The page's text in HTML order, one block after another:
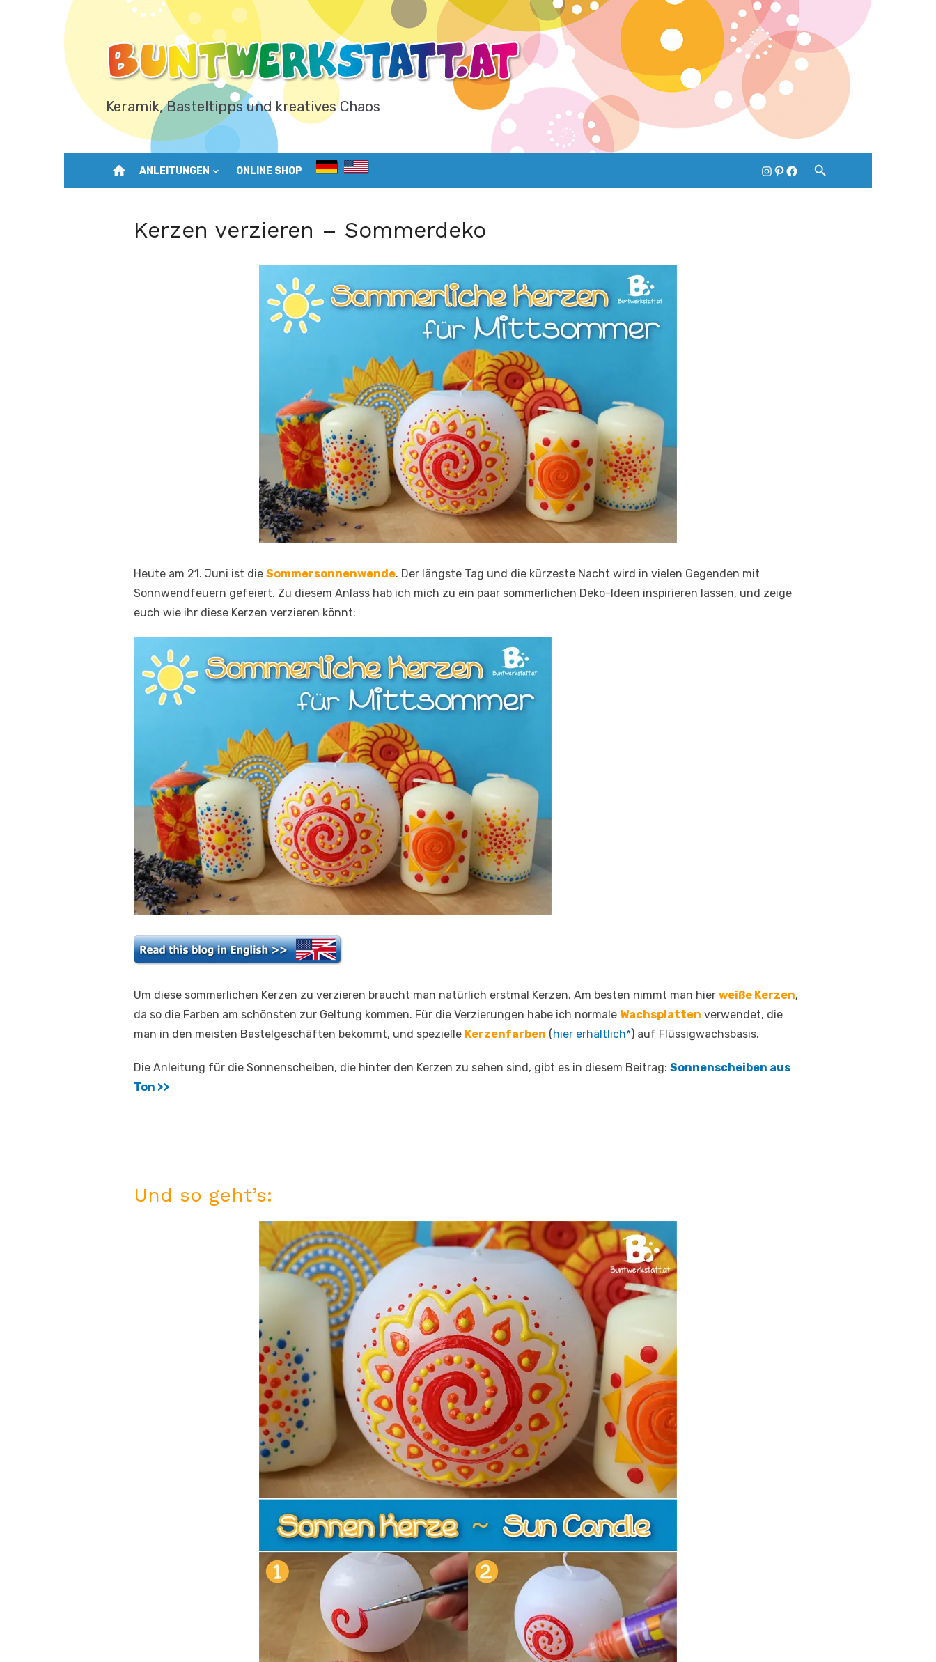
Keramik, Basteltipps und kreatives Chaos
home ANLEITUNGEN ONLINE SHOP Instagram
pinterest
Facebook
Kerzen verzieren – Sommerdeko
Heute am 21. Juni ist die Sommersonnenwende. Der längste Tag und die kürzeste Nacht wird in vielen Gegenden mit
Sonnwendfeuern gefeiert. Zu diesem Anlass hab ich mich zu ein paar sommerlichen Deko-Ideen inspirieren lassen, und zeige
euch wie ihr diese Kerzen verzieren könnt:
Um diese sommerlichen Kerzen zu verzieren braucht man natürlich erstmal Kerzen. Am besten nimmt man hier weiße Kerzen,
da so die Farben am schönsten zur Geltung kommen. Für die Verzierungen habe ich normale Wachsplatten verwendet, die
man in den meisten Bastelgeschäften bekommt, und spezielle Kerzenfarben (hier erhältlich*) auf Flüssigwachsbasis.
Die Anleitung für die Sonnenscheiben, die hinter den Kerzen zu sehen sind, gibt es in diesem Beitrag: Sonnenscheiben aus
Ton >>
Und so geht’s: